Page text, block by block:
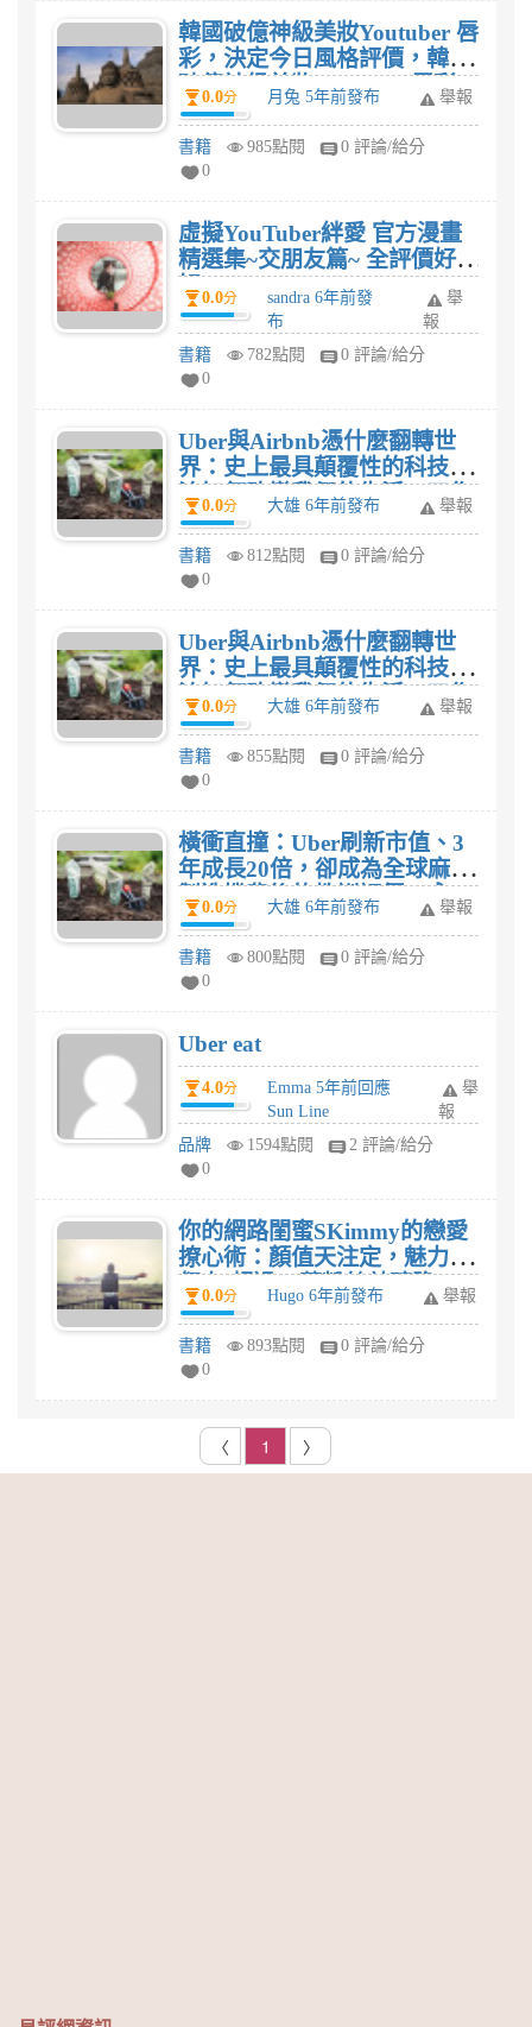
韓國破億神級美妝Youtuber 唇
彩，決定今日風格評價，韓國
破億神級美妝Youtuber 唇彩，
決定今日風格有用嗎?
0.0分 月兔 5年前發布 舉報
書籍 985點閱
0 評論/給分
0
虛擬YouTuber絆愛 官方漫畫
精選集~交朋友篇~ 全評價好不
好?0.0分
sandra 6年前發
布
舉
報
書籍
782點閱
0 評論/給分
0
Uber與Airbnb憑什麼翻轉世
界：史上最具顛覆性的科技匯
流如何改變我們的生活、工作
與商業評價? 感想?
0.0分 大雄 6年前發布 舉報
書籍 812點閱
0 評論/給分
0
Uber與Airbnb憑什麼翻轉世
界：史上最具顛覆性的科技匯
流如何改變我們的生活、工作
與商業評價? 感想?
0.0分 大雄 6年前發布 舉報
書籍 855點閱
0 評論/給分
0
橫衝直撞：Uber刷新市值、3
年成長20倍，卻成為全球麻煩
製造機背後的教訓評價? 感
想?
0.0分 大雄 6年前發布 舉報
書籍 800點閱
0 評論/給分
0
Uber eat
4.0分
Emma 5年前回應
Sun Line
舉
報
品牌
1594點閱
2 評論/給分
0
你的網路閨蜜SKimmy的戀愛
撩心術：顏值天注定，魅力靠
努力!超過30萬粉絲敲碗跪
求，超人氣YouTuber
SKimmy的戀愛密技大公開!感
想? 你的網路閨蜜SKimmy的
跪求，超人氣YouTuber
SKimmy的戀愛密技大公開!評
0.0分 Hugo 6年前發布 舉報
書籍 893點閱
0 評論/給分
0
〈 1 〉